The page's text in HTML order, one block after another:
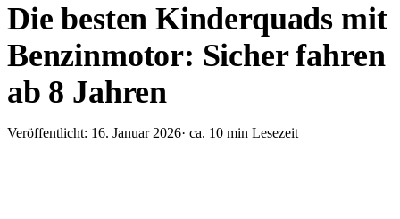
Die besten Kinderquads mit
Benzinmotor: Sicher fahren
ab 8 Jahren
Veröffentlicht: 16. Januar 2026· ca. 10 min Lesezeit